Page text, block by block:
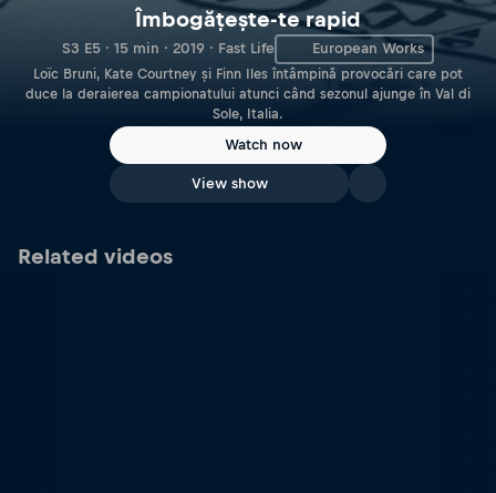
Îmbogățește-te rapid
S3 E5 · 15 min · 2019 · Fast Life European Works
Loïc Bruni, Kate Courtney și Finn Iles întâmpină provocări care pot
duce la deraierea campionatului atunci când sezonul ajunge în Val di
Sole, Italia.
Watch now
View show
Related videos